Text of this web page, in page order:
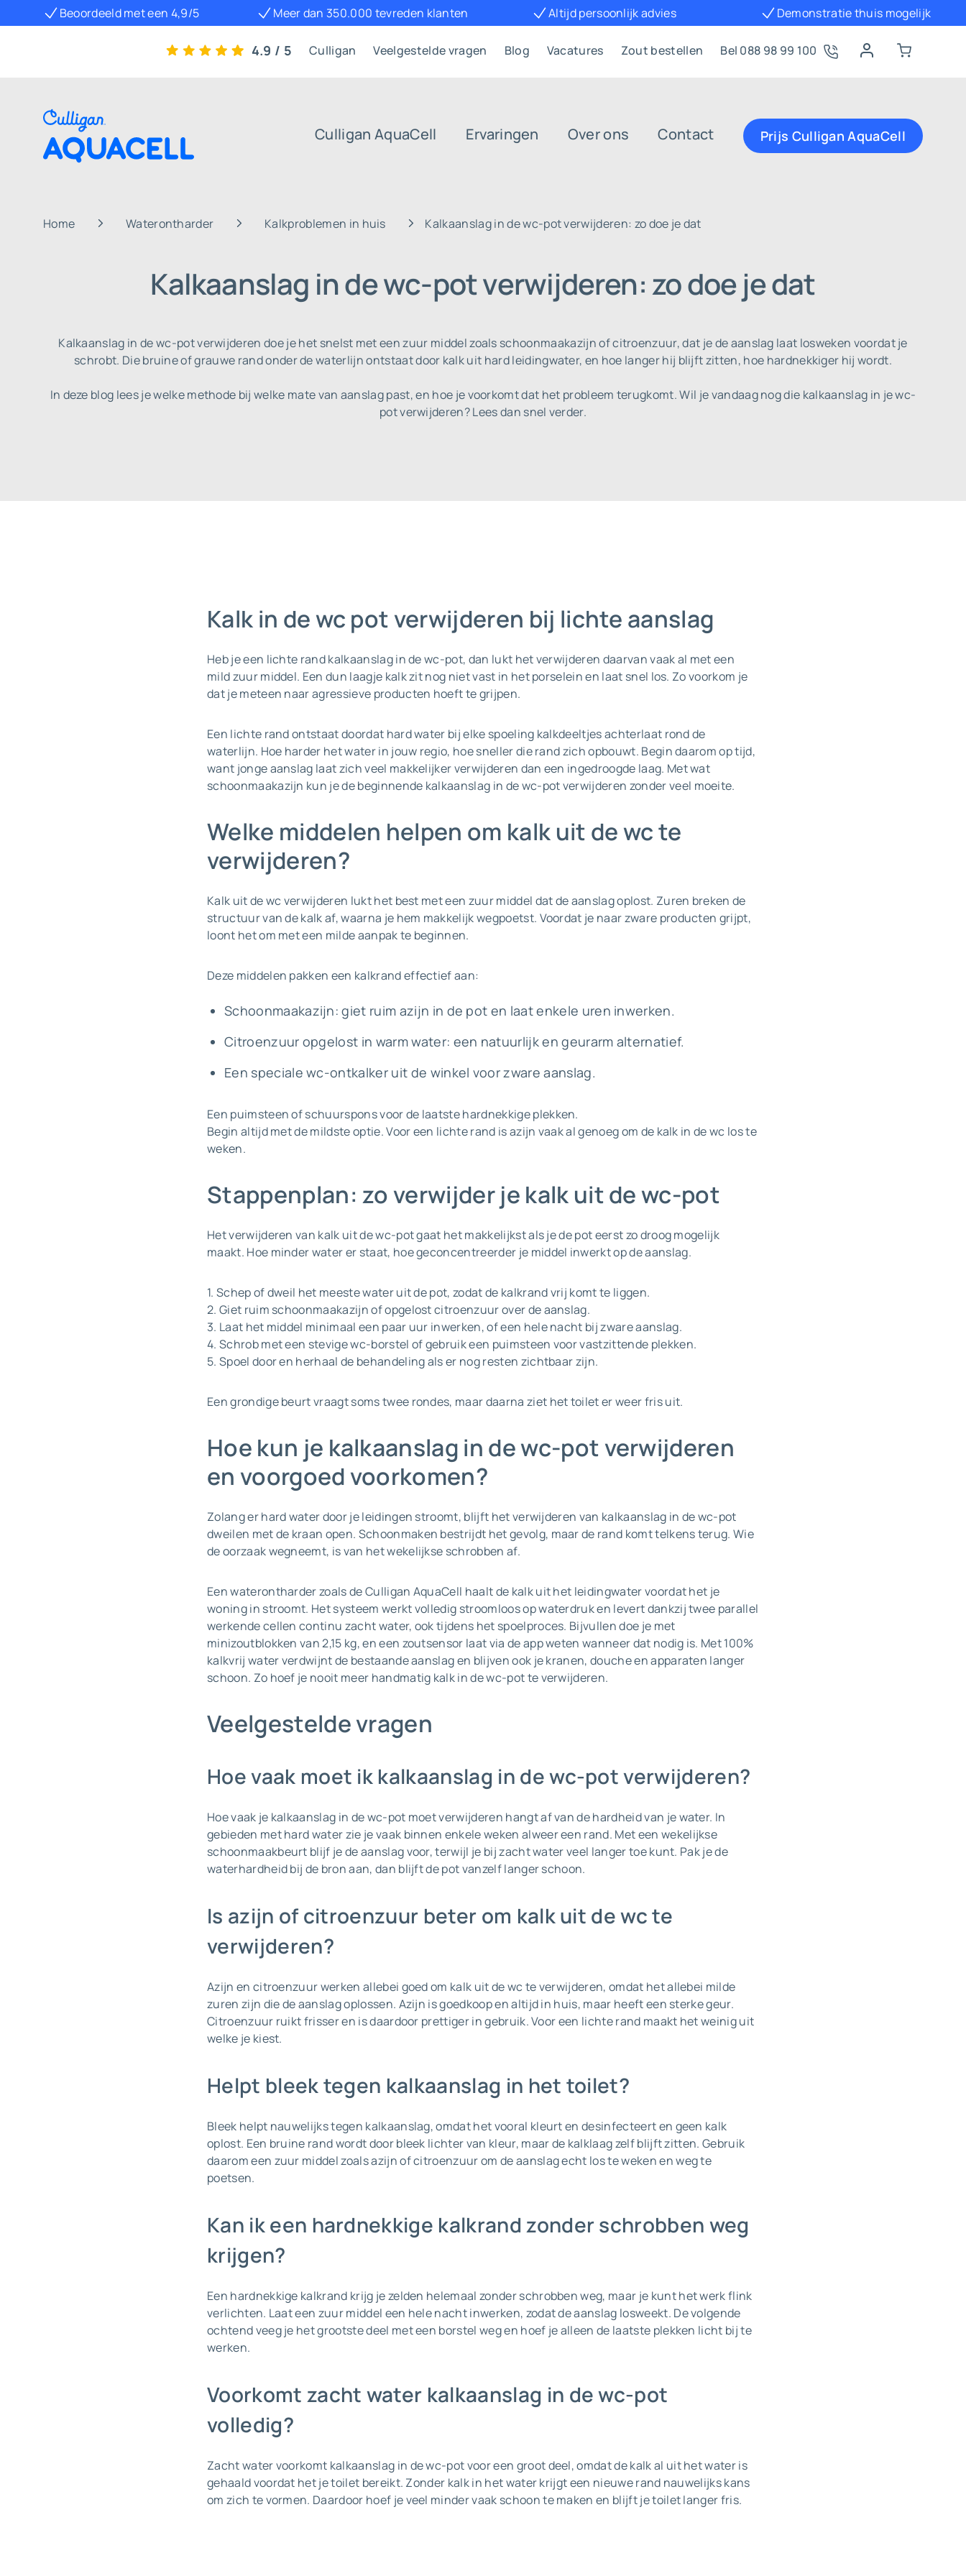
Beoordeeld met een 4,9/5 Meer dan 350.000 tevreden klanten Altijd persoonlijk advies Demonstratie thuis mogelijk
4.9 / 5 Culligan Veelgestelde vragen Blog Vacatures Zout bestellen Bel 088 98 99 100
Culligan AquaCell Ervaringen Over ons Contact Prijs Culligan AquaCell
Home Waterontharder Kalkproblemen in huis Kalkaanslag in de wc-pot verwijderen: zo doe je dat
Kalkaanslag in de wc-pot verwijderen: zo doe je dat
Kalkaanslag in de wc-pot verwijderen doe je het snelst met een zuur middel zoals schoonmaakazijn of citroenzuur, dat je de aanslag laat losweken voordat je
schrobt. Die bruine of grauwe rand onder de waterlijn ontstaat door kalk uit hard leidingwater, en hoe langer hij blijft zitten, hoe hardnekkiger hij wordt.
In deze blog lees je welke methode bij welke mate van aanslag past, en hoe je voorkomt dat het probleem terugkomt. Wil je vandaag nog die kalkaanslag in je wc-
pot verwijderen? Lees dan snel verder.
Kalk in de wc pot verwijderen bij lichte aanslag
Heb je een lichte rand kalkaanslag in de wc-pot, dan lukt het verwijderen daarvan vaak al met een
mild zuur middel. Een dun laagje kalk zit nog niet vast in het porselein en laat snel los. Zo voorkom je
dat je meteen naar agressieve producten hoeft te grijpen.
Een lichte rand ontstaat doordat hard water bij elke spoeling kalkdeeltjes achterlaat rond de
waterlijn. Hoe harder het water in jouw regio, hoe sneller die rand zich opbouwt. Begin daarom op tijd,
want jonge aanslag laat zich veel makkelijker verwijderen dan een ingedroogde laag. Met wat
schoonmaakazijn kun je de beginnende kalkaanslag in de wc-pot verwijderen zonder veel moeite.
Welke middelen helpen om kalk uit de wc te
verwijderen?
Kalk uit de wc verwijderen lukt het best met een zuur middel dat de aanslag oplost. Zuren breken de
structuur van de kalk af, waarna je hem makkelijk wegpoetst. Voordat je naar zware producten grijpt,
loont het om met een milde aanpak te beginnen.
Deze middelen pakken een kalkrand effectief aan:
Schoonmaakazijn: giet ruim azijn in de pot en laat enkele uren inwerken.
Citroenzuur opgelost in warm water: een natuurlijk en geurarm alternatief.
Een speciale wc-ontkalker uit de winkel voor zware aanslag.
Een puimsteen of schuurspons voor de laatste hardnekkige plekken.
Begin altijd met de mildste optie. Voor een lichte rand is azijn vaak al genoeg om de kalk in de wc los te
weken.
Stappenplan: zo verwijder je kalk uit de wc-pot
Het verwijderen van kalk uit de wc-pot gaat het makkelijkst als je de pot eerst zo droog mogelijk
maakt. Hoe minder water er staat, hoe geconcentreerder je middel inwerkt op de aanslag.
1. Schep of dweil het meeste water uit de pot, zodat de kalkrand vrij komt te liggen.
2. Giet ruim schoonmaakazijn of opgelost citroenzuur over de aanslag.
3. Laat het middel minimaal een paar uur inwerken, of een hele nacht bij zware aanslag.
4. Schrob met een stevige wc-borstel of gebruik een puimsteen voor vastzittende plekken.
5. Spoel door en herhaal de behandeling als er nog resten zichtbaar zijn.
Een grondige beurt vraagt soms twee rondes, maar daarna ziet het toilet er weer fris uit.
Hoe kun je kalkaanslag in de wc-pot verwijderen
en voorgoed voorkomen?
Zolang er hard water door je leidingen stroomt, blijft het verwijderen van kalkaanslag in de wc-pot
dweilen met de kraan open. Schoonmaken bestrijdt het gevolg, maar de rand komt telkens terug. Wie
de oorzaak wegneemt, is van het wekelijkse schrobben af.
Een waterontharder zoals de Culligan AquaCell haalt de kalk uit het leidingwater voordat het je
woning in stroomt. Het systeem werkt volledig stroomloos op waterdruk en levert dankzij twee parallel
werkende cellen continu zacht water, ook tijdens het spoelproces. Bijvullen doe je met
minizoutblokken van 2,15 kg, en een zoutsensor laat via de app weten wanneer dat nodig is. Met 100%
kalkvrij water verdwijnt de bestaande aanslag en blijven ook je kranen, douche en apparaten langer
schoon. Zo hoef je nooit meer handmatig kalk in de wc-pot te verwijderen.
Veelgestelde vragen
Hoe vaak moet ik kalkaanslag in de wc-pot verwijderen?
Hoe vaak je kalkaanslag in de wc-pot moet verwijderen hangt af van de hardheid van je water. In
gebieden met hard water zie je vaak binnen enkele weken alweer een rand. Met een wekelijkse
schoonmaakbeurt blijf je de aanslag voor, terwijl je bij zacht water veel langer toe kunt. Pak je de
waterhardheid bij de bron aan, dan blijft de pot vanzelf langer schoon.
Is azijn of citroenzuur beter om kalk uit de wc te
verwijderen?
Azijn en citroenzuur werken allebei goed om kalk uit de wc te verwijderen, omdat het allebei milde
zuren zijn die de aanslag oplossen. Azijn is goedkoop en altijd in huis, maar heeft een sterke geur.
Citroenzuur ruikt frisser en is daardoor prettiger in gebruik. Voor een lichte rand maakt het weinig uit
welke je kiest.
Helpt bleek tegen kalkaanslag in het toilet?
Bleek helpt nauwelijks tegen kalkaanslag, omdat het vooral kleurt en desinfecteert en geen kalk
oplost. Een bruine rand wordt door bleek lichter van kleur, maar de kalklaag zelf blijft zitten. Gebruik
daarom een zuur middel zoals azijn of citroenzuur om de aanslag echt los te weken en weg te
poetsen.
Kan ik een hardnekkige kalkrand zonder schrobben weg
krijgen?
Een hardnekkige kalkrand krijg je zelden helemaal zonder schrobben weg, maar je kunt het werk flink
verlichten. Laat een zuur middel een hele nacht inwerken, zodat de aanslag losweekt. De volgende
ochtend veeg je het grootste deel met een borstel weg en hoef je alleen de laatste plekken licht bij te
werken.
Voorkomt zacht water kalkaanslag in de wc-pot
volledig?
Zacht water voorkomt kalkaanslag in de wc-pot voor een groot deel, omdat de kalk al uit het water is
gehaald voordat het je toilet bereikt. Zonder kalk in het water krijgt een nieuwe rand nauwelijks kans
om zich te vormen. Daardoor hoef je veel minder vaak schoon te maken en blijft je toilet langer fris.